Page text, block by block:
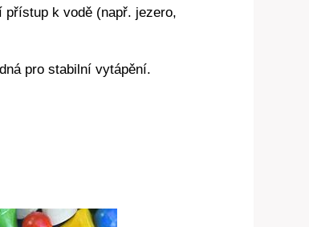
přístup k vodě (např. jezero,
pro stabilní vytápění.